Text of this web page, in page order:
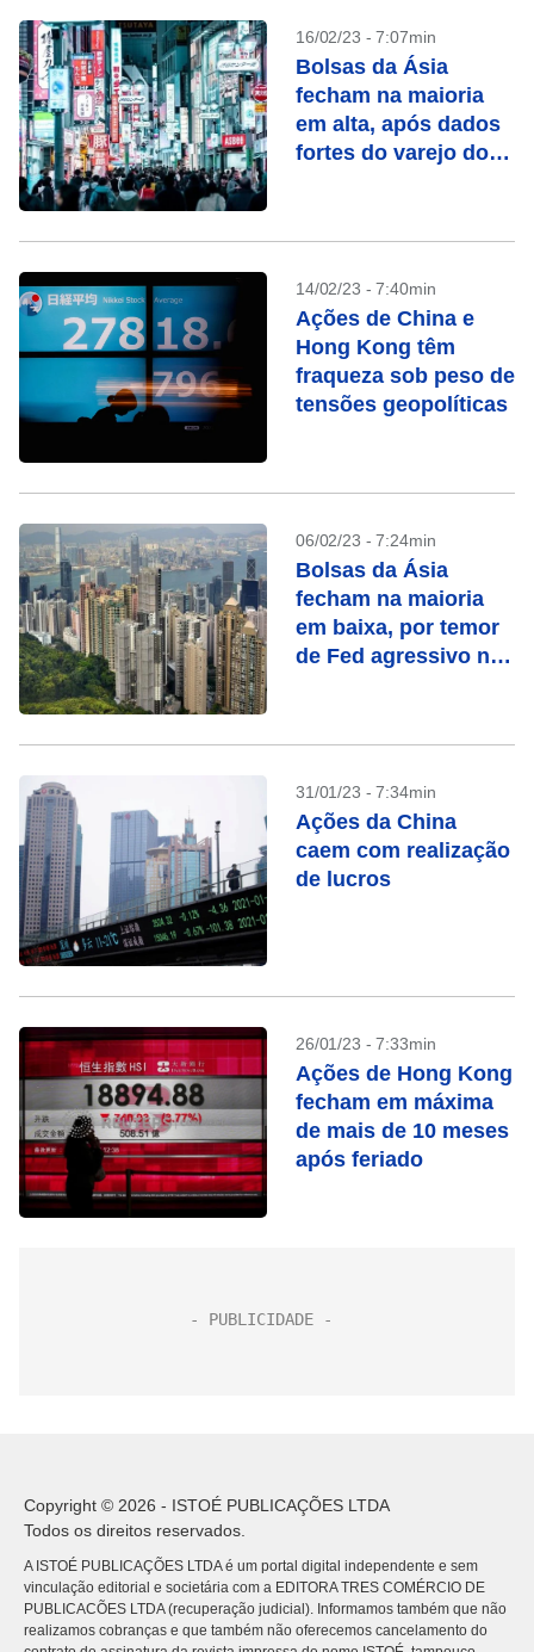
16/02/23 - 7:07min
Bolsas da Ásia
fecham na maioria
em alta, após dados
fortes do varejo dos
14/02/23 - 7:40min
Ações de China e
Hong Kong têm
fraqueza sob peso de
tensões geopolíticas
06/02/23 - 7:24min
Bolsas da Ásia
fecham na maioria
em baixa, por temor
de Fed agressivo nos
31/01/23 - 7:34min
Ações da China
caem com realização
de lucros
26/01/23 - 7:33min
Ações de Hong Kong
fecham em máxima
de mais de 10 meses
após feriado
Copyright © 2026 - ISTOÉ PUBLICAÇÕES LTDA
Todos os direitos reservados.
A ISTOÉ PUBLICAÇÕES LTDA é um portal digital independente e sem
vinculação editorial e societária com a EDITORA TRES COMÉRCIO DE
PUBLICACÕES LTDA (recuperação judicial). Informamos também que não
realizamos cobranças e que também não oferecemos cancelamento do